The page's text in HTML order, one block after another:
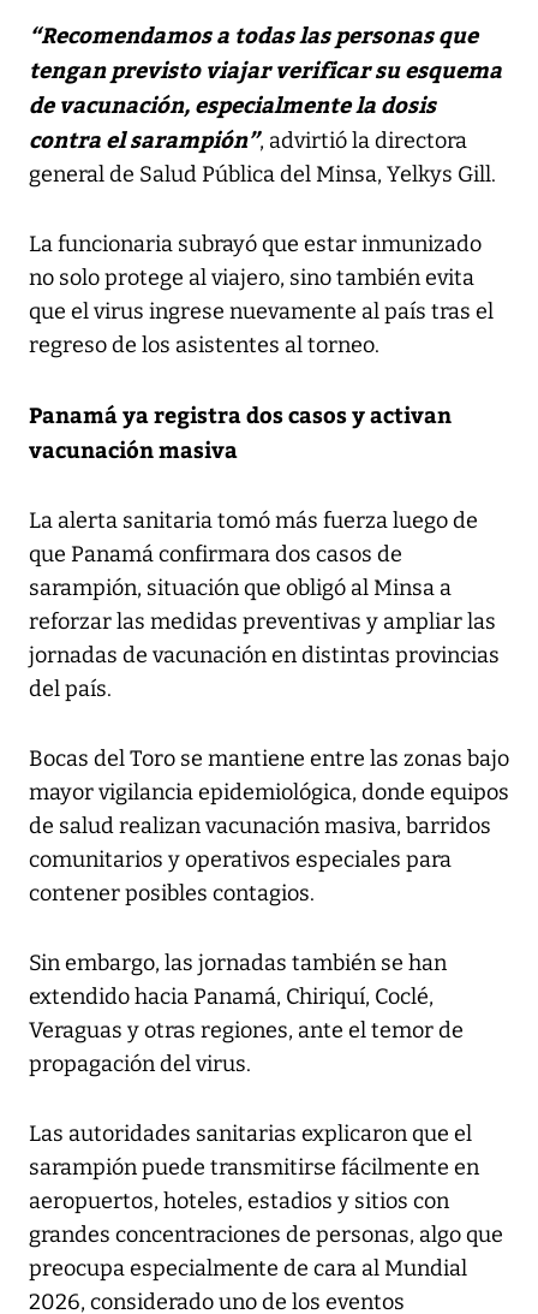
“Recomendamos a todas las personas que
tengan previsto viajar verificar su esquema
de vacunación, especialmente la dosis
contra el sarampión”, advirtió la directora
general de Salud Pública del Minsa, Yelkys Gill.
La funcionaria subrayó que estar inmunizado
no solo protege al viajero, sino también evita
que el virus ingrese nuevamente al país tras el
regreso de los asistentes al torneo.
Panamá ya registra dos casos y activan
vacunación masiva
La alerta sanitaria tomó más fuerza luego de
que Panamá confirmara dos casos de
sarampión, situación que obligó al Minsa a
reforzar las medidas preventivas y ampliar las
jornadas de vacunación en distintas provincias
del país.
Bocas del Toro se mantiene entre las zonas bajo
mayor vigilancia epidemiológica, donde equipos
de salud realizan vacunación masiva, barridos
comunitarios y operativos especiales para
contener posibles contagios.
Sin embargo, las jornadas también se han
extendido hacia Panamá, Chiriquí, Coclé,
Veraguas y otras regiones, ante el temor de
propagación del virus.
Las autoridades sanitarias explicaron que el
sarampión puede transmitirse fácilmente en
aeropuertos, hoteles, estadios y sitios con
grandes concentraciones de personas, algo que
preocupa especialmente de cara al Mundial
2026, considerado uno de los eventos